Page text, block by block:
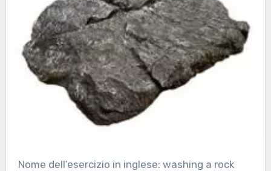
Nome dell’esercizio in inglese: washing a rock